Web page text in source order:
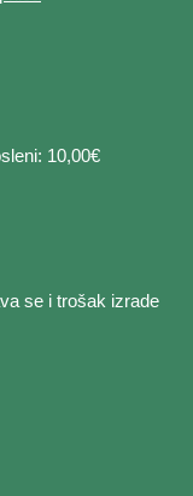
10,00€
se i trošak izrade